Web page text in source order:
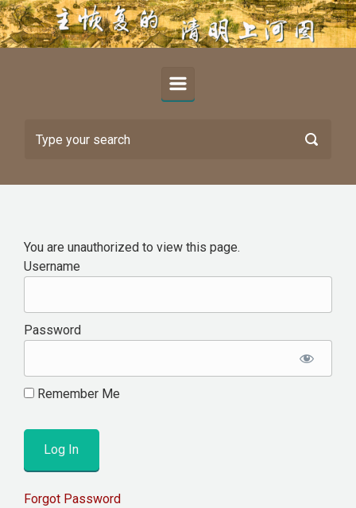
Skip to main content
You are unauthorized to view this page.
Username
Password
Remember Me
Forgot Password